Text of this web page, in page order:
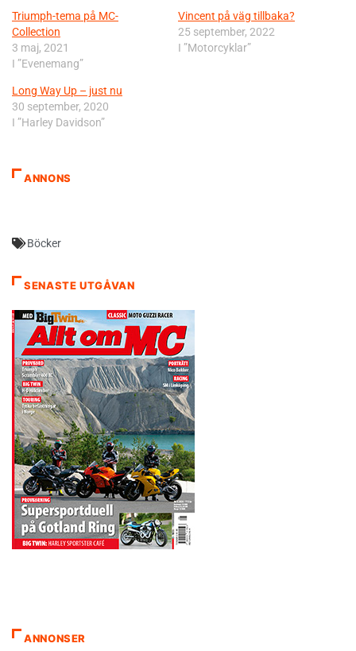
Triumph-tema på MC-
Collection
3 maj, 2021
I ”Evenemang”
Vincent på väg tillbaka?
25 september, 2022
I ”Motorcyklar”
Long Way Up – just nu
30 september, 2020
I ”Harley Davidson”
ANNONS
Böcker
SENASTE UTGÅVAN
ANNONSER